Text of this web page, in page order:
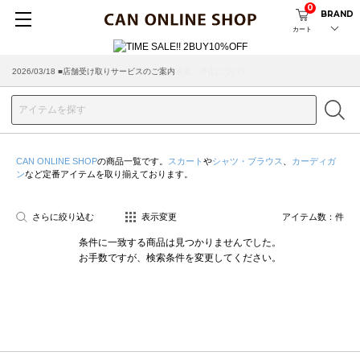
カート
0
BRAND
2026/03/18 ■店舗受け取りサービスのご案内
CAN ONLINE SHOPの商品一覧です。 スカート やシャツ・ブラウス
カーディガ
ンなど定番アイテムを取り揃えております。
さらに絞り込む 表示変更 アイテム数： 件
条件に一致する商品は見つかりませんでした。
お手数ですが、検索条件を変更してください。